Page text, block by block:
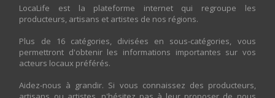
LocaLife est la plateforme internet qui regroupe les
producteurs, artisans et artistes de nos régions.
Plus de 16 catégories, divisées en sous-catégories, vous
permettront d'obtenir les informations importantes sur vos
acteurs locaux préférés.
Aidez-nous à grandir. Si vous connaissez des producteurs,